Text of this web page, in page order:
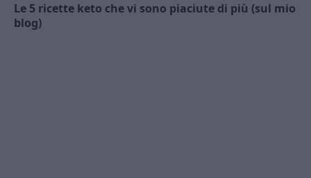
Le 5 ricette keto che vi sono piaciute di più (sul mio
blog)